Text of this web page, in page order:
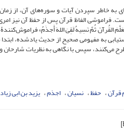
به خاطر سپردن آیات و سوره‌های آن، از
فراموشی الفاظ قرآن پس از حفظ آن نیز
القُرآنَ ثُمَّ نَسِیهُ لَقِیَ اللهَ أَجذَمُ»
به مفهومی صحیح از حدیث یادشده،
می‌کنند، سپس با نگاهی به نظریات شارحان
قرآن حفظ نسیان اجذم یزید بن ابی زیاد